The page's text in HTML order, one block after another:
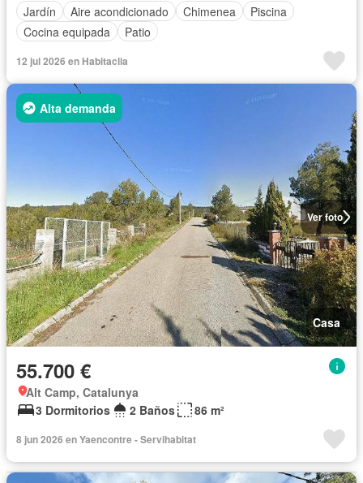
Jardín
Aire acondicionado Chimenea
Piscina
Cocina equipada
Patio
12 jul 2026 en Habitaclia
Ver foto
Alta demanda
Casa
55.700 €
Alt Camp, Catalunya
3 Dormitorios
2 Baños 86 m²
8 jun 2026 en Yaencontre - Servihabitat